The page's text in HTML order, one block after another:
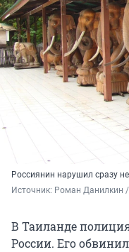
Россиянин нарушил сразу
Источник: Роман Данилкин /
В Таиланде
России. Его